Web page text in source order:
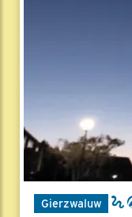
Gierzwaluw